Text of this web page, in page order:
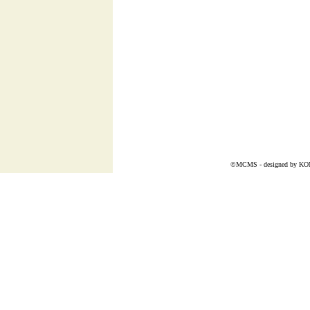
©MCMS - designed by